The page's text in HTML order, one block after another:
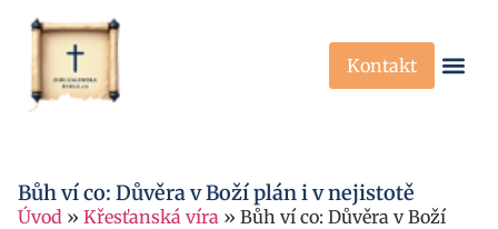
Kontakt
Bůh ví co: Důvěra v Boží plán i v nejistotě
Úvod » Křesťanská víra » Bůh ví co: Důvěra v Boží